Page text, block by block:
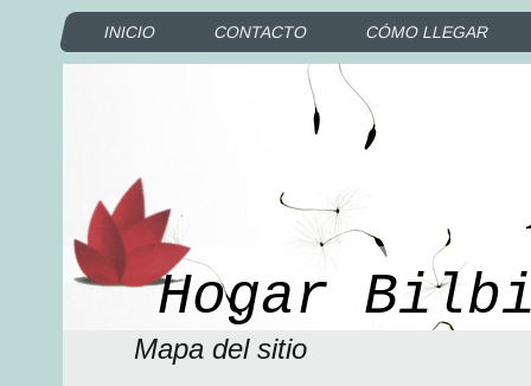
INICIO CONTACTO CÓMO LLEGAR
Hogar
Mapa del sitio